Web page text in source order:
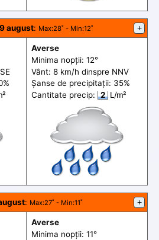
august: Max:28˚ - Min:12˚ +
Averse
Minima nopții: 12°
Vânt: 8 km/h dinspre NNV
Șanse de precipitații: 35%
Cantitate precip:
2 L/m²
: Max:27˚ - Min:11˚ +
Averse
Minima nopții: 11°